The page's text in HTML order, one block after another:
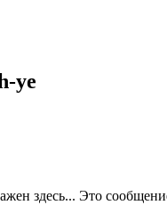
ye
здесь... Это